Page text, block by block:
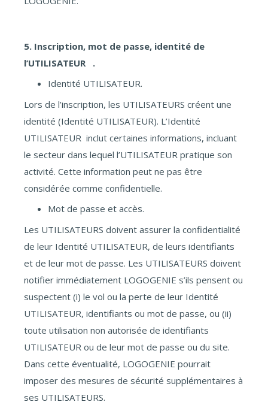
5. Inscription, mot de passe, identité de
l’UTILISATEUR .
Identité UTILISATEUR.
Lors de l’inscription, les UTILISATEURS créent une
identité (Identité UTILISATEUR). L’Identité
UTILISATEUR inclut certaines informations, incluant
le secteur dans lequel l’UTILISATEUR pratique son
activité. Cette information peut ne pas être
considérée comme confidentielle.
Mot de passe et accès.
Les UTILISATEURS doivent assurer la confidentialité
de leur Identité UTILISATEUR, de leurs identifiants
et de leur mot de passe. Les UTILISATEURS doivent
notifier immédiatement LOGOGENIE s’ils pensent ou
suspectent (i) le vol ou la perte de leur Identité
UTILISATEUR, identifiants ou mot de passe, ou (ii)
toute utilisation non autorisée de identifiants
UTILISATEUR ou de leur mot de passe ou du site.
Dans cette éventualité, LOGOGENIE pourrait
imposer des mesures de sécurité supplémentaires à
ses UTILISATEURS.